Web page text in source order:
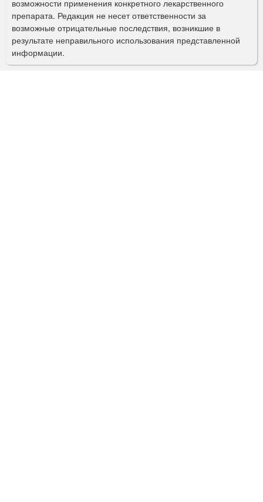
и
с
к
возможности применения конкретного лекарственного
препарата. Редакция не несет ответственности за
возможные отрицательные последствия, возникшие в
результате неправильного использования представленной
информации.